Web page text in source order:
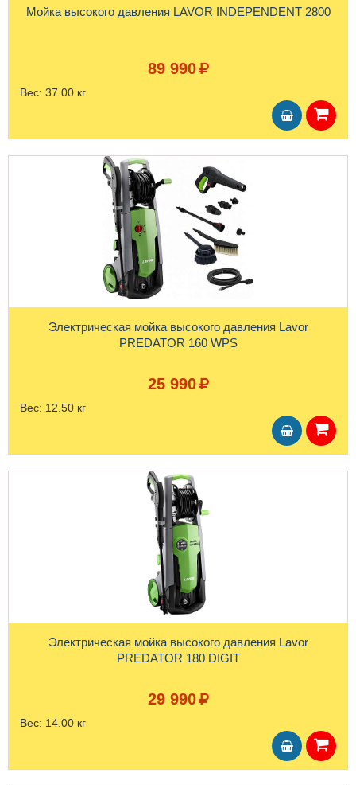
Мойка высокого давления LAVOR INDEPENDENT 2800
89 990
Вес: 37.00 кг
Электрическая мойка высокого давления Lavor
PREDATOR 160 WPS
25 990
Вес: 12.50 кг
Электрическая мойка высокого давления Lavor
PREDATOR 180 DIGIT
29 990
Вес: 14.00 кг